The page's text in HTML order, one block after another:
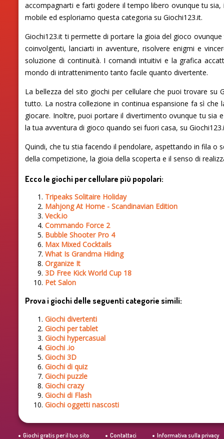
accompagnarti e farti godere il tempo libero ovunque tu
mobile ed esploriamo questa categoria su Giochi123.it.
Giochi123.it ti permette di portare la gioia del gioco
coinvolgenti, lanciarti in avventure, risolvere enigmi e
soluzione di continuità. I comandi intuitivi e la grafica
mondo di intrattenimento tanto facile quanto divertente.
La bellezza del sito giochi per cellulare che puoi trovare su
tutto. La nostra collezione in continua espansione fa sì
giocare. Inoltre, puoi portare il divertimento ovunque tu sia
la tua avventura di gioco quando sei fuori casa, su
Quindi, che tu stia facendo il pendolare, aspettando in fila o
della competizione, la gioia della scoperta e il senso di
Ecco le giochi per cellulare più popolari:
Tripeaks Solitaire Holiday
Mahjong At Home - Scandinavian Edition
Veck.io
Commando Force 2
Bubble Shooter Pro 4
Max Mixed Cocktails
What Is Grandma Hiding
Organize It
3D Free Kick World Cup 18
Pet Salon
Prova i giochi delle seguenti categorie simili:
Giochi divertenti
Giochi per tablet
Giochi hypercasual
Giochi .io
Giochi 3D
Giochi di quiz
Giochi puzzle
Giochi crazy
Giochi di Flash
Giochi oggetti nascosti
Giochi gratis per il tuo sito Contattaci Informativa sulla privacy